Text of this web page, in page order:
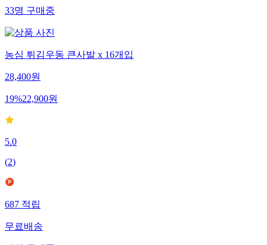
33명구매중
농심 튀김우동 큰사발 x 16개입
28,400원
19%22,900원
5.0
(2)
687적립
무료배송